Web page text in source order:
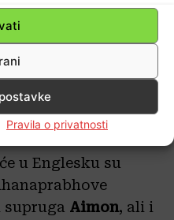
Pravila o privatnosti
u Englesku su
supruga Aimon, ali i